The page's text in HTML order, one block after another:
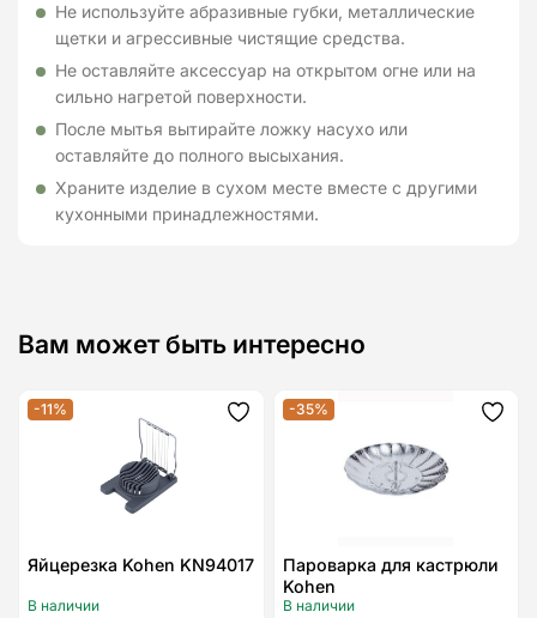
Не используйте абразивные губки, металлические
щетки и агрессивные чистящие средства.
Не оставляйте аксессуар на открытом огне или на
сильно нагретой поверхности.
После мытья вытирайте ложку насухо или
оставляйте до полного высыхания.
Храните изделие в сухом месте вместе с другими
кухонными принадлежностями.
Вам может быть интересно
-11% Додати
Яйцерезка Kohen KN94017
В наличии
-35%
Пароварка для кастрюли
Kohen
В наличии